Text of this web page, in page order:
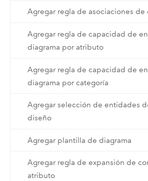
Agregar regla de asociaciones de
Agregar regla de capacidad de
diagrama por atributo
Agregar regla de capacidad de
diagrama por categoría
Agregar selección de entidades
diseño
Agregar plantilla de diagrama
Agregar regla de expansión de
atributo